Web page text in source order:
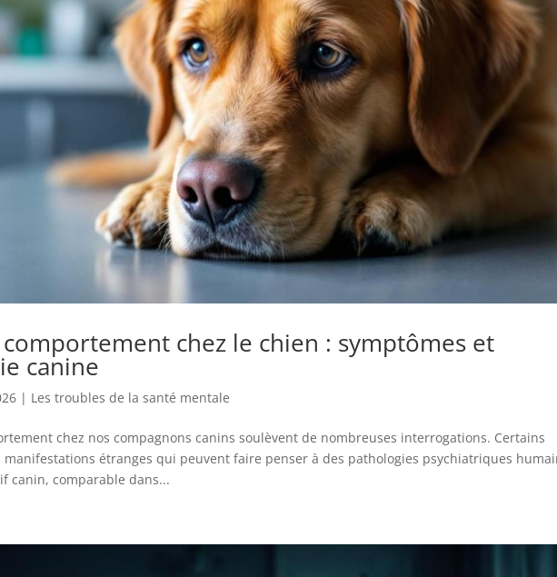
chez le chien : symptômes et
canine
| Les troubles de la santé mentale
chez nos compagnons canins soulèvent de nombreuses interrogations. Certains
étranges qui peuvent faire penser à des pathologies psychiatriques
canin, comparable dans...